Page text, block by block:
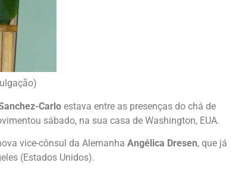
Carlo estava entre as presenças do chá de
sábado, na sua casa de Washington, EUA.
vice-cônsul da Alemanha Angélica Dresen, que já
(Estados Unidos).